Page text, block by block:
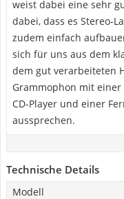
weist dabei eine sehr
dabei, dass es Stereo-
zudem einfach
sich für uns aus dem
dem gut verarbeiteten
Grammophon mit
CD-Player und einer
aussprechen.
Technische Details
Modell